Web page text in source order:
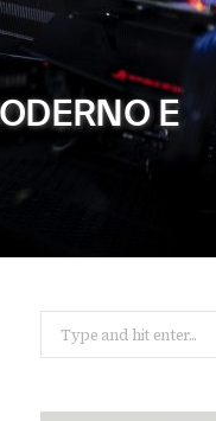
E
for: